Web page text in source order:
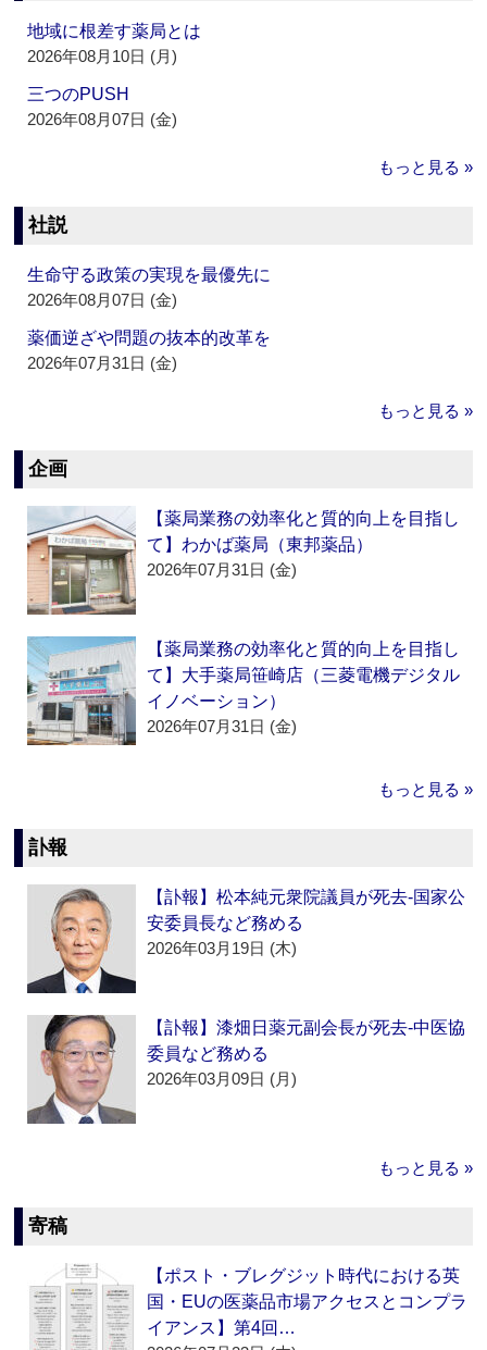
地域に根差す薬局とは
2026年08月10日 (月)
三つのPUSH
2026年08月07日 (金)
もっと見る »
社説
生命守る政策の実現を最優先に
2026年08月07日 (金)
薬価逆ざや問題の抜本的改革を
2026年07月31日 (金)
もっと見る »
企画
【薬局業務の効率化と質的向上を目指し
て】わかば薬局（東邦薬品）
2026年07月31日 (金)
【薬局業務の効率化と質的向上を目指し
て】大手薬局笹崎店（三菱電機デジタル
イノベーション）
2026年07月31日 (金)
もっと見る »
訃報
【訃報】松本純元衆院議員が死去‐国家公
安委員長など務める
2026年03月19日 (木)
【訃報】漆畑日薬元副会長が死去‐中医協
委員など務める
2026年03月09日 (月)
もっと見る »
寄稿
【ポスト・ブレグジット時代における英
国・EUの医薬品市場アクセスとコンプラ
イアンス】第4回…